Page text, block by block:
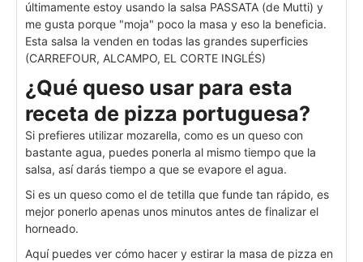
últimamente estoy usando la salsa PASSATA (de Mutti) y
me gusta porque "moja" poco la masa y eso la beneficia.
Esta salsa la venden en todas las grandes superficies
(CARREFOUR, ALCAMPO, EL CORTE INGLÉS)
¿Qué queso usar para esta
receta de pizza portuguesa?
Si prefieres utilizar mozarella, como es un queso con
bastante agua, puedes ponerla al mismo tiempo que la
salsa, así darás tiempo a que se evapore el agua.
Si es un queso como el de tetilla que funde tan rápido, es
mejor ponerlo apenas unos minutos antes de finalizar el
horneado.
Aquí puedes ver cómo hacer y estirar la masa de pizza en